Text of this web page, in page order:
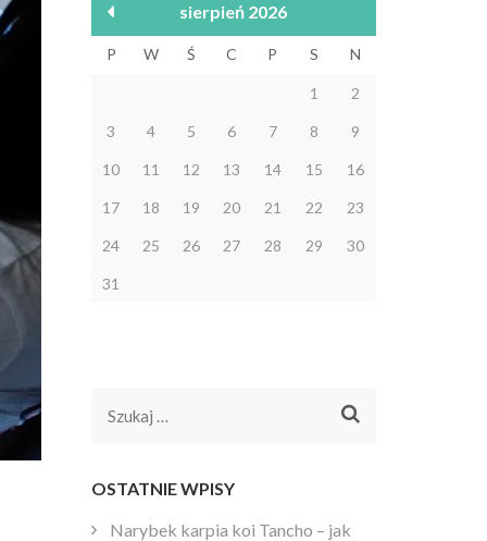
sierpień 2026
P W Ś C P S N
1 2
3 4 5 6 7 8 9
10 11 12 13 14 15 16
17 18 19 20 21 22 23
24 25 26 27 28 29 30
31
Szukaj:
OSTATNIE WPISY
Narybek karpia koi Tancho – jak